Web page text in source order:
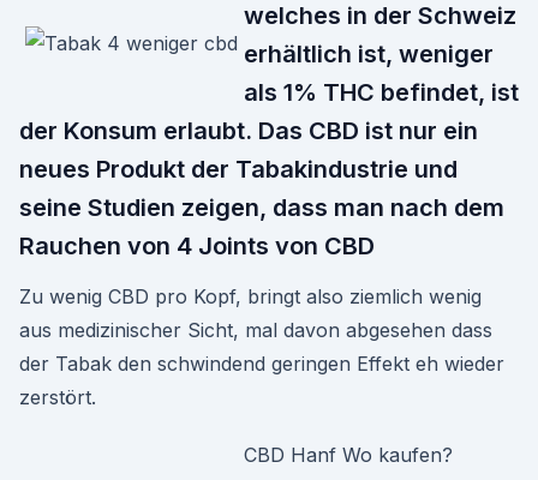
welches in der Schweiz
erhältlich ist, weniger
als 1% THC befindet, ist
der Konsum erlaubt. Das CBD ist nur ein
neues Produkt der Tabakindustrie und
seine Studien zeigen, dass man nach dem
Rauchen von 4 Joints von CBD
Zu wenig CBD pro Kopf, bringt also ziemlich wenig
aus medizinischer Sicht, mal davon abgesehen dass
der Tabak den schwindend geringen Effekt eh wieder
zerstört.
CBD Hanf Wo kaufen?